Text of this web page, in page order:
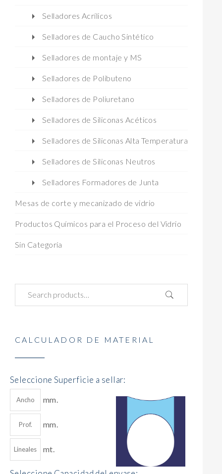
Selladores Acrílicos
Selladores de Caucho Sintético
Selladores de montaje y MS
Selladores de Polibuteno
Selladores de Poliuretano
Selladores de Siliconas Acéticos
Selladores de Siliconas Alta Temperatura
Selladores de Siliconas Neutros
Selladores Formadores de Junta
Mesas de corte y mecanizado de vidrio
Productos Químicos para el Proceso del Vidrio
Sin Categoría
CALCULADOR DE MATERIAL
Seleccione Superficie a sellar:
mm.
mm.
mt.